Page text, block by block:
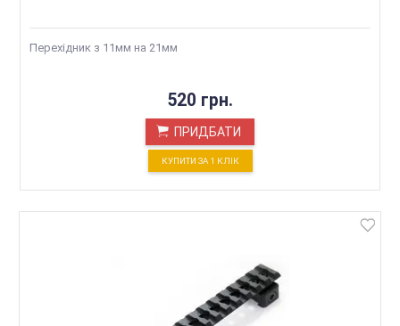
Перехідник з 11мм на 21мм
520 грн.
ПРИДБАТИ
КУПИТИ ЗА 1 КЛIК